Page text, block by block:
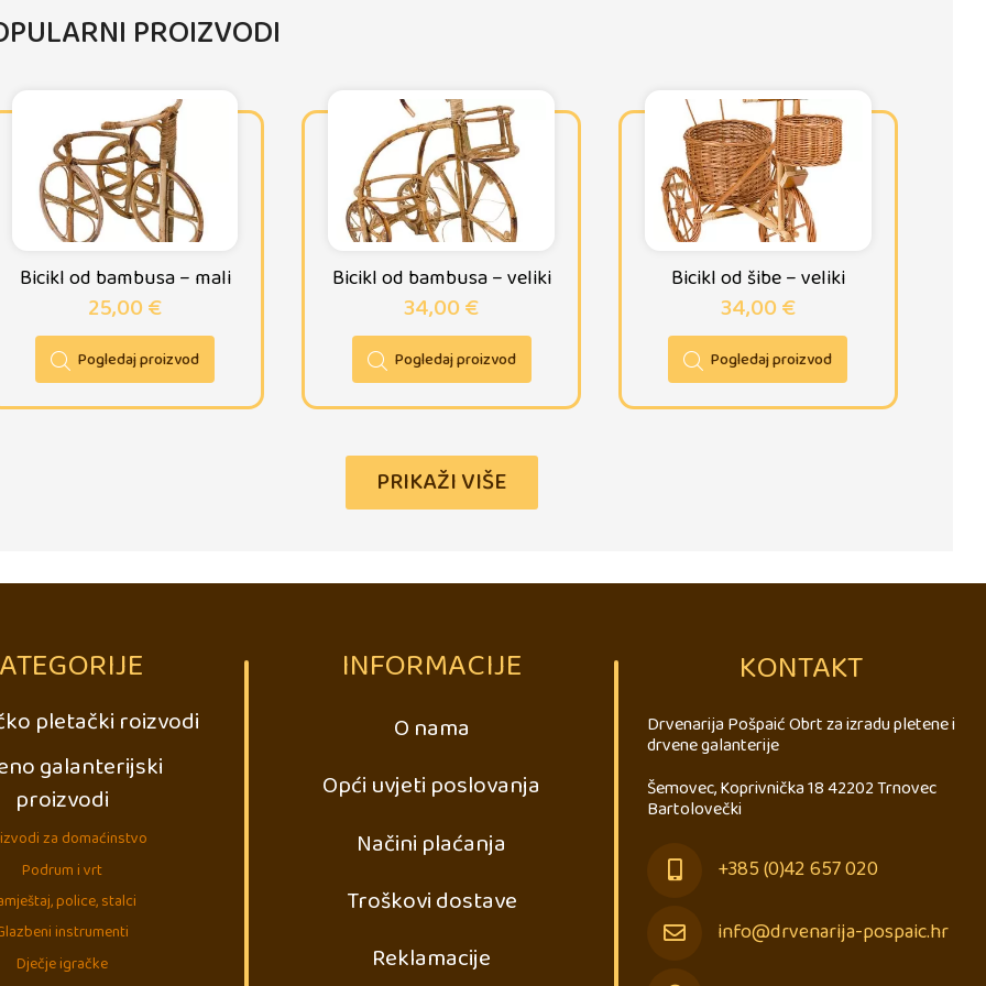
PROIZVODI
Bicikl od bambusa – mali
25,00€
Pogledaj proizvod
Bicikl od bambusa – veliki
34,00€
Pogledaj proizvod
Bicikl od šibe – veliki
34,00€
Pogledaj proizvod
PRIKAŽI VIŠE
pletački roizvodi
galanterijski
proizvodi
za domaćinstvo
Podrum i vrt
police, stalci
instrumenti
Dječje igračke
INFORMACIJE
O nama
Opći uvjeti poslovanja
Načini plaćanja
Troškovi dostave
Reklamacije
KONTAKT
Drvenarija Pošpaić Obrt za izradu pletene i
drvene galanterije
Šemovec, Koprivnička 18 42202 Trnovec
Bartolovečki
+385 (0)42 657 020
info@drvenarija-pospaic.hr